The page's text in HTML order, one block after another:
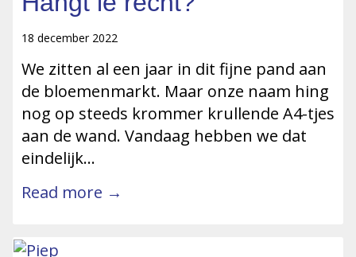
18 december 2022
We zitten al een jaar in dit fijne pand aan
de bloemenmarkt. Maar onze naam hing
nog op steeds krommer krullende A4-tjes
aan de wand. Vandaag hebben we dat
eindelijk…
Read more →